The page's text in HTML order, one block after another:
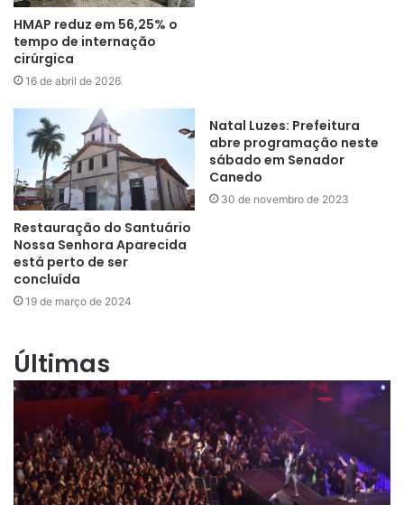
HMAP reduz em 56,25% o
tempo de internação
cirúrgica
16 de abril de 2026
Restauração do Santuário
Nossa Senhora Aparecida
está perto de ser
concluída
19 de março de 2024
Natal Luzes: Prefeitura
abre programação neste
sábado em Senador
Canedo
30 de novembro de 2023
Últimas